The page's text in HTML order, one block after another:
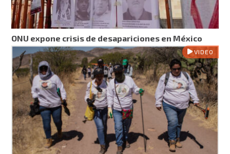
ONU expone crisis de desapariciones en México
VIDEO